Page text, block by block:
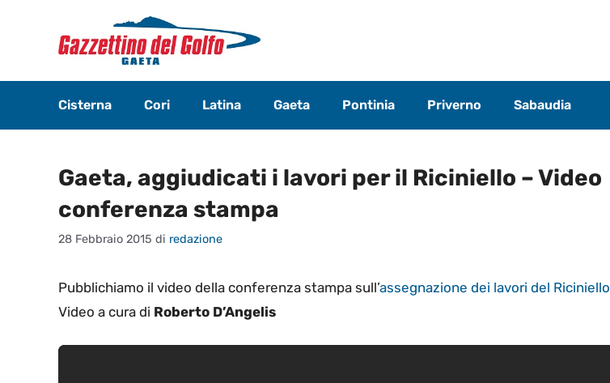
contenuto
Cisterna Cori Latina Gaeta Pontinia Priverno Sabaudia
Gaeta, aggiudicati i lavori per il Riciniello – Video
conferenza stampa
28 Febbraio 2015 di redazione
Pubblichiamo il video della conferenza stampa sull’assegnazione dei lavori del Riciniello
Video a cura di Roberto D’Angelis